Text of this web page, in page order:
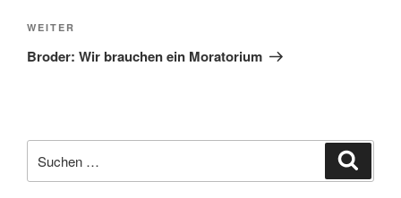
Nächster
Beitrag
WEITER
Broder: Wir brauchen ein Moratorium
nach: